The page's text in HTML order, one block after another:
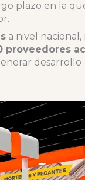
plazo en la
a nivel nacional,
proveedores
desarrollo